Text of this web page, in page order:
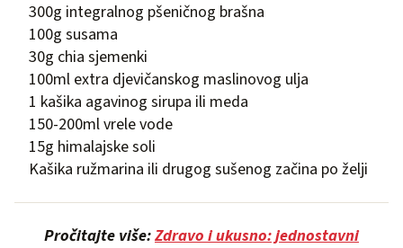
300g integralnog pšeničnog brašna
100g susama
30g chia sjemenki
100ml extra djevičanskog maslinovog ulja
1 kašika agavinog sirupa ili meda
150-200ml vrele vode
15g himalajske soli
Kašika ružmarina ili drugog sušenog začina po želji
Pročitajte više:Zdravo i ukusno: jednostavni